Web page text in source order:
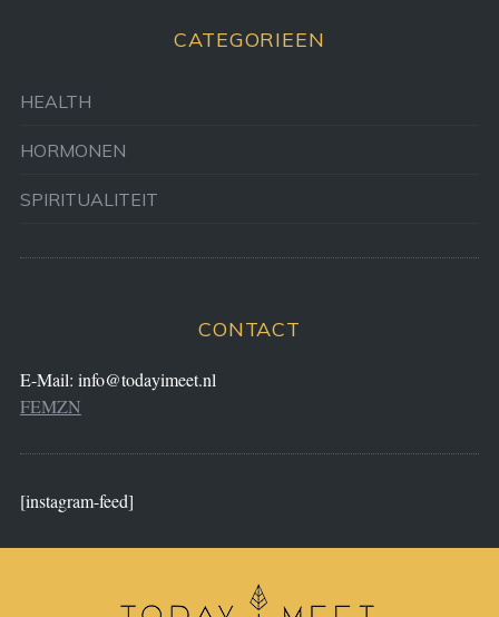
CATEGORIEEN
HEALTH
HORMONEN
SPIRITUALITEIT
CONTACT
E-Mail: info@todayimeet.nl
FEMZN
[instagram-feed]